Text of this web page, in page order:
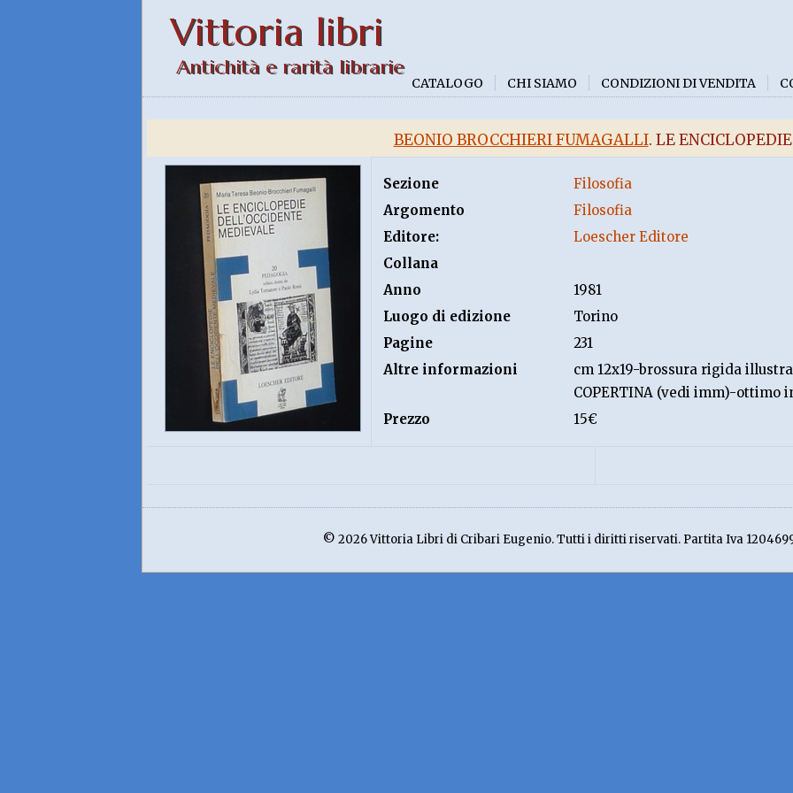
Vittoria libri
Antichità e rarità librarie
CATALOGO CHI SIAMO CONDIZIONI DI VENDITA
BEONIO BROCCHIERI FUMAGALLI. LE
Sezione
Filosofia
Argomento
Filosofia
Editore:
Loescher Editore
Collana
Anno
1981
Luogo di edizione
Torino
Pagine
231
Altre informazioni
cm 12x19-brossura rigida
COPERTINA (vedi imm)-ottimo
Prezzo
15€
© 2026 Vittoria Libri di Cribari Eugenio. Tutti i diritti riservati. Partita Iva